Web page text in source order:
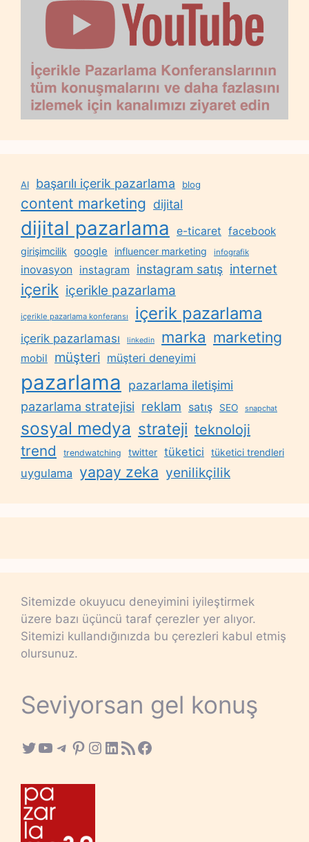
AI başarılı içerik pazarlama blog
content marketing dijital
dijital pazarlama e-ticaret facebook
girişimcilik google influencer marketing infografik
inovasyon instagram instagram satış internet
içerik içerikle pazarlama
içerikle pazarlama konferansı içerik pazarlama
içerik pazarlaması linkedin marka marketing
mobil müşteri müşteri deneyimi
pazarlama
pazarlama iletişimi
pazarlama stratejisi reklam satış SEO snapchat
sosyal medya strateji teknoloji
trend trendwatching twitter tüketici tüketici trendleri
uygulama yapay zeka yenilikçilik
Sitemizde okuyucu deneyimini iyileştirmek
üzere bazı üçüncü taraf çerezler yer alıyor.
Sitemizi kullandığınızda bu çerezleri kabul etmiş
olursunuz.
Seviyorsan gel konuş
Twitter
YouTube
Telegram
Pinterest
Instagram
LinkedIn
RSS FeedFacebook